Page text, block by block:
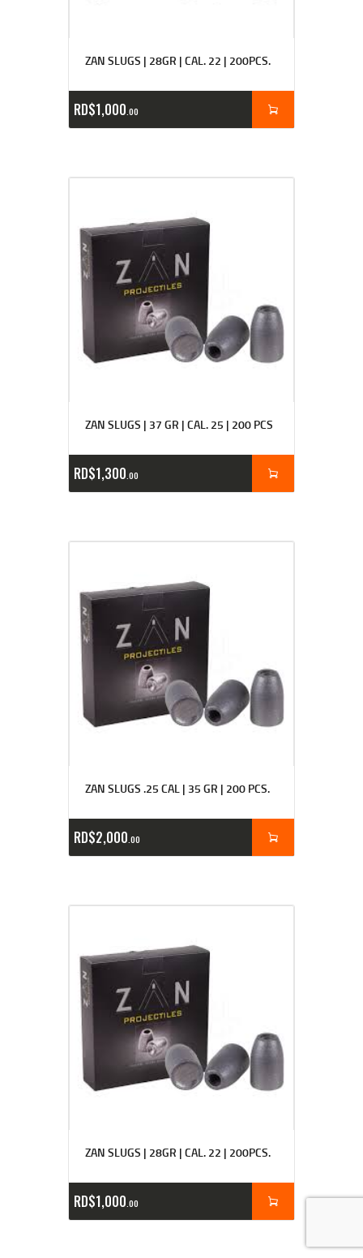
ZAN SLUGS | 28GR | CAL. 22 | 200PCS.
RD$1,000 00
ZAN SLUGS | 37 GR | CAL. 25 | 200 PCS
RD$1,300 00
ZAN SLUGS .25 CAL | 35 GR | 200 PCS.
RD$2,000 00
ZAN SLUGS | 28GR | CAL. 22 | 200PCS.
RD$1,000 00